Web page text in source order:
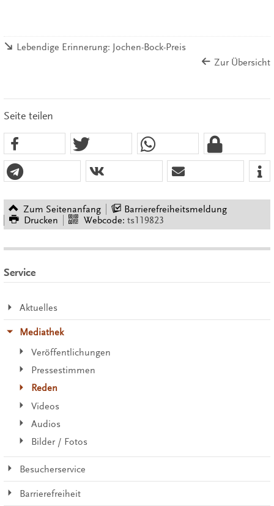
Lebendige Erinnerung: Jochen-Bock-Preis
Zur Übersicht
Seite teilen
Zum Seitenanfang
Barrierefreiheitsmeldung
Drucken
Webcode: ts119823
Service
Aktuelles
Mediathek
Veröffentlichungen
Pressestimmen
Reden
Videos
Audios
Bilder / Fotos
Besucherservice
Barrierefreiheit